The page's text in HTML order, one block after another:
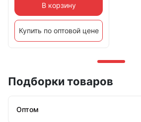
В корзину
Купить по оптовой цене
Подборки товаров
Оптом